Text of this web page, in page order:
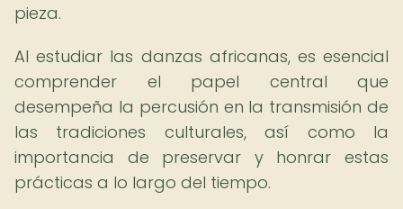
pieza.
Al estudiar las danzas africanas, es esencial
comprender el papel central que
desempeña la percusión en la transmisión de
las tradiciones culturales, así como la
importancia de preservar y honrar estas
prácticas a lo largo del tiempo.